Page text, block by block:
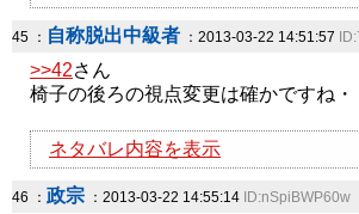
45 ： 自称脱出中級者 ：2013-03-22 14:51:57
>>42さん
椅子の後ろの視点変更は確かですね・
ネタバレ内容を表示
46 ： 政宗 ：2013-03-22 14:55:14 ID:nSpiBWP60w